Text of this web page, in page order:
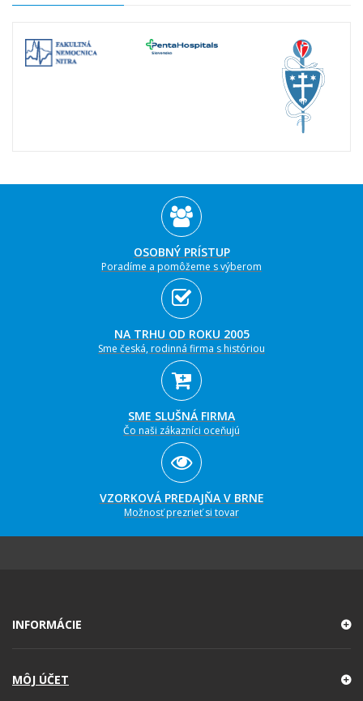
OSOBNÝ PRÍSTUP
Poradíme a pomôžeme s výberom
NA TRHU OD ROKU 2005
Sme česká, rodinná firma s históriou
SME SLUŠNÁ FIRMA
Čo naši zákazníci oceňujú
VZORKOVÁ PREDAJŇA V BRNE
Možnosť prezrieť si tovar
INFORMÁCIE
MÔJ ÚČET